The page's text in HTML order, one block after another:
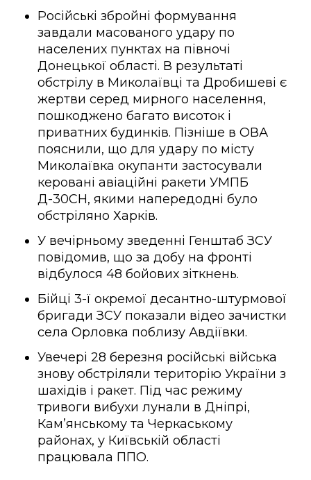
Російські збройні формування
завдали масованого удару по
населених пунктах на півночі
Донецької області. В результаті
обстрілу в Миколаївці та Дробишеві є
жертви серед мирного населення,
пошкоджено багато висоток і
приватних будинків. Пізніше в ОВА
пояснили, що для удару по місту
Миколаївка окупанти застосували
керовані авіаційні ракети УМПБ
Д-30СН, якими напередодні було
обстріляно Харків.
У вечірньому зведенні Генштаб ЗСУ
повідомив, що за добу на фронті
відбулося 48 бойових зіткнень.
Бійці 3-ї окремої десантно-штурмової
бригади ЗСУ показали відео зачистки
села Орловка поблизу Авдіївки.
Увечері 28 березня російські війська
знову обстріляли територію України з
шахідів і ракет. Під час режиму
тривоги вибухи лунали в Дніпрі,
Кам’янському та Черкаському
районах, у Київській області
працювала ППО.